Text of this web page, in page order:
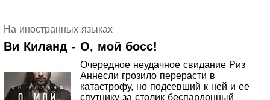
стыда. А ведь это только начало!
На иностранных языках
Ви Киланд - О, мой босс!
Очередное неудачное свидание Риз
Аннесли грозило перерасти в
катастрофу, но подсевший к ней и ее
спутнику за столик беспардонный